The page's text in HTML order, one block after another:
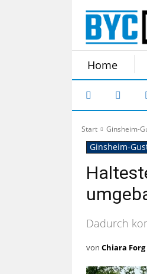
Home
Start Ginsheim-
Ginsheim-
Dadurch
von Chiara Forg